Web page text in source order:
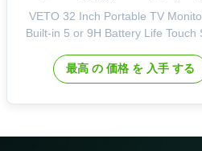
ッチスクリーン
VETO 32 Inch Portable TV
Built-in 5 or 9H Battery Life Touch
new product with built-in battery,
quality android with higher and
enclosure, internal ...
最高 の 価格 を 入手 する